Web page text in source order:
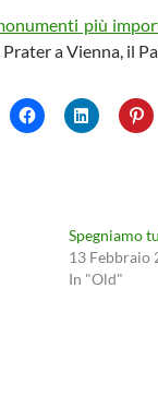
più
a Vienna, il
Spegniamo
13 Febbraio
In "Old"